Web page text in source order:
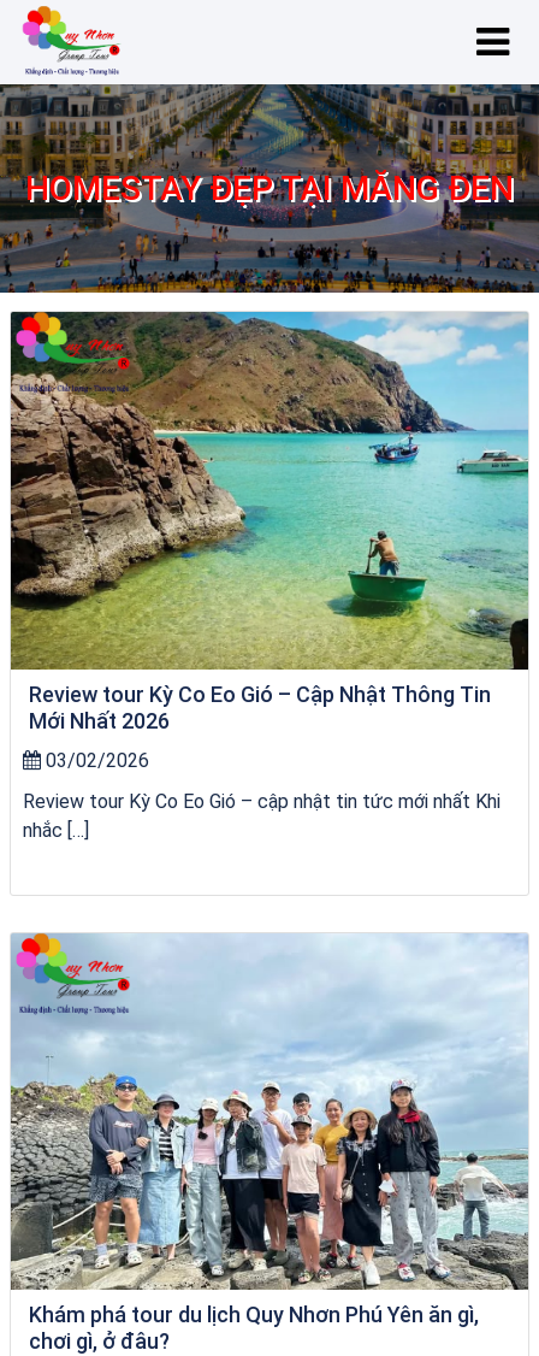
HOMESTAY ĐẸP TẠI MĂNG ĐEN
Homestay Đẹp Tại Măng Đen
Review tour Kỳ Co Eo Gió – Cập Nhật Thông Tin
Mới Nhất 2026
03/02/2026
Review tour Kỳ Co Eo Gió – cập nhật tin tức mới nhất Khi
nhắc […]
Khám phá tour du lịch Quy Nhơn Phú Yên ăn gì,
chơi gì, ở đâu?